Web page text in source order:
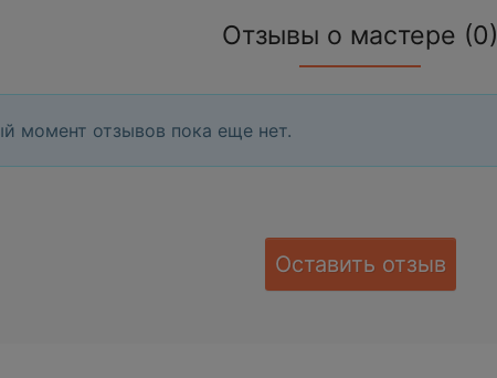
Отзывы о мастере (0)
момент отзывов пока еще нет.
Оставить отзыв